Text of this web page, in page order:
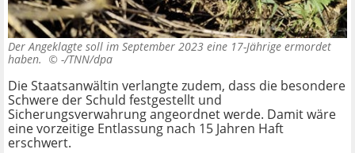
Der Angeklagte soll im September 2023 eine 17-Jährige ermordet
haben. © -/TNN/dpa
Die Staatsanwältin verlangte zudem, dass die besondere
Schwere der Schuld festgestellt und
Sicherungsverwahrung angeordnet werde. Damit wäre
eine vorzeitige Entlassung nach 15 Jahren Haft
erschwert.